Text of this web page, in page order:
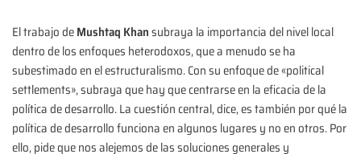
El trabajo deMushtaq Khansubraya la importancia del nivel local
dentro de los enfoques heterodoxos, que a menudo se ha
subestimado en el estructuralismo. Con su enfoque de «political
settlements», subraya que hay que centrarse en la eficacia de la
política de desarrollo. La cuestión central, dice, es también por qué la
política de desarrollo funciona en algunos lugares y no en otros. Por
ello, pide que nos alejemos de las soluciones generales y